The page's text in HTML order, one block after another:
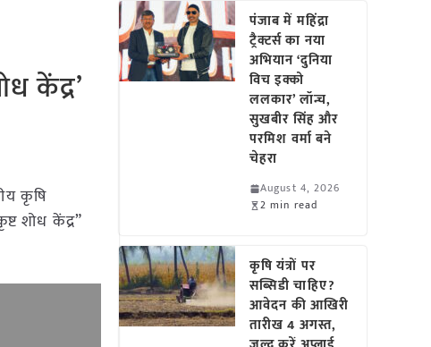
केंद्र’
कृषि
शोध केंद्र”
पंजाब में महिंद्रा
ट्रैक्टर्स का नया
अभियान ‘दुनिया
विच इक्को
ललकार’ लॉन्च,
सुखबीर सिंह और
परमिश वर्मा बने
चेहरा
August 4, 2026
2 min read
कृषि यंत्रों पर
सब्सिडी चाहिए?
आवेदन की आखिरी
तारीख 4 अगस्त,